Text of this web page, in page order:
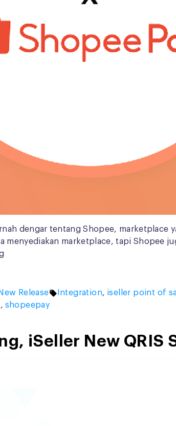
dengar tentang Shopee,
marketplace, tapi Shopee
Posted
New Release Tags:
Integration, iseller point of
, shopeepay
iSeller New QRIS